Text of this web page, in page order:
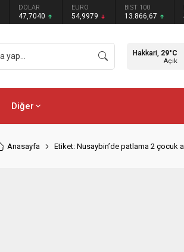
DOLAR
47,7040
EURO
54,9979
BIST 100
13.866,67
Hakkari, 29°C
Açık
Diğer
Anasayfa Etiket: Nusaybin’de patlama 2 çocuk